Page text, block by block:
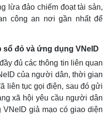
lừa đảo chiếm đoạt tài sản,
công an nơi gần nhất để
đỏ và ứng dụng VNeID
đủ các thông tin liên quan
của người dân, thời gian
liên tục gọi điện, sau đó gửi
xã hội yêu cầu người dân
giả mạo có giao diện